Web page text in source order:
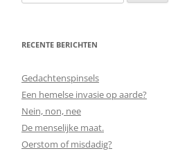
naar:
RECENTE BERICHTEN
Gedachtenspinsels
Een hemelse invasie op aarde?
Nein, non, nee
De menselijke maat.
Oerstom of misdadig?